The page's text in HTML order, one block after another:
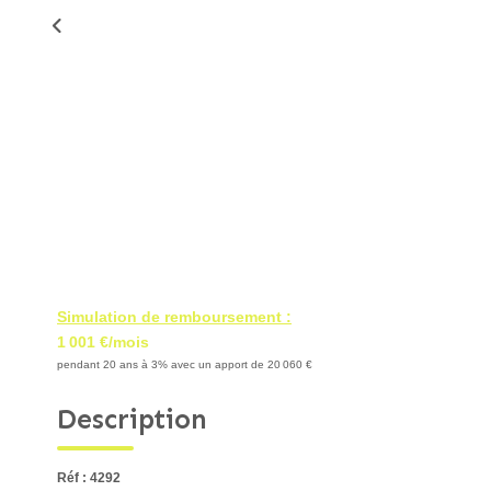
Simulation de remboursement :
1 001 €/mois
pendant 20 ans à 3% avec un apport de 20 060 €
Description
Réf : 4292